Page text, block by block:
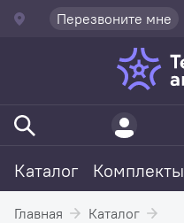
Перезвоните мне
Каталог Комплекты
Главная
Каталог